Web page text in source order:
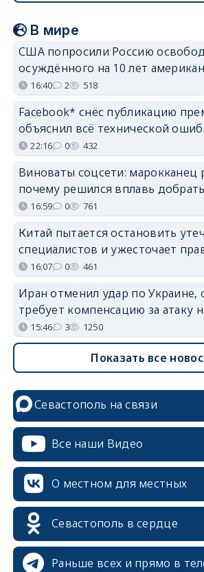
В мире
США попросили Россию
осуждённого на 10 лет
16:40 2 518
Facebook* снёс публикацию
объяснил всё технической
22:16 0 432
Виноваты соцсети: марокканец
почему решился вплавь
16:59 0 761
Китай пытается остановить
специалистов и ужесточает
16:07 0 461
Иран отменил удар по Украине,
требует компенсацию за атаку
15:46 3 1250
Показать все
Севастополь на связи
Все наши Видео
О местном для местных
Севастополь в сердце
Раньше всех и прямо в